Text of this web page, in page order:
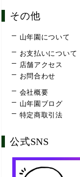
その他
山年園について
お支払いについて
店舗アクセス
お問合わせ
会社概要
山年園ブログ
特定商取引法
公式SNS